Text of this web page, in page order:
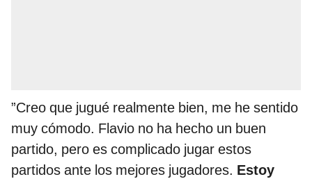
”Creo que jugué realmente bien, me he sentido
muy cómodo. Flavio no ha hecho un buen
partido, pero es complicado jugar estos
partidos ante los mejores jugadores. Estoy